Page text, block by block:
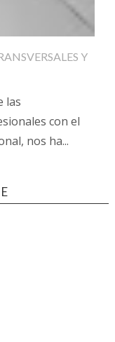
Y
las
con el
nos ha...